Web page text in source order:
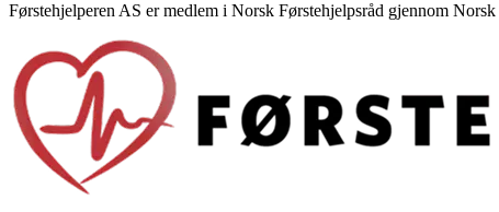
Førstehjelperen AS er medlem i Norsk Førstehjelpsråd gjennom